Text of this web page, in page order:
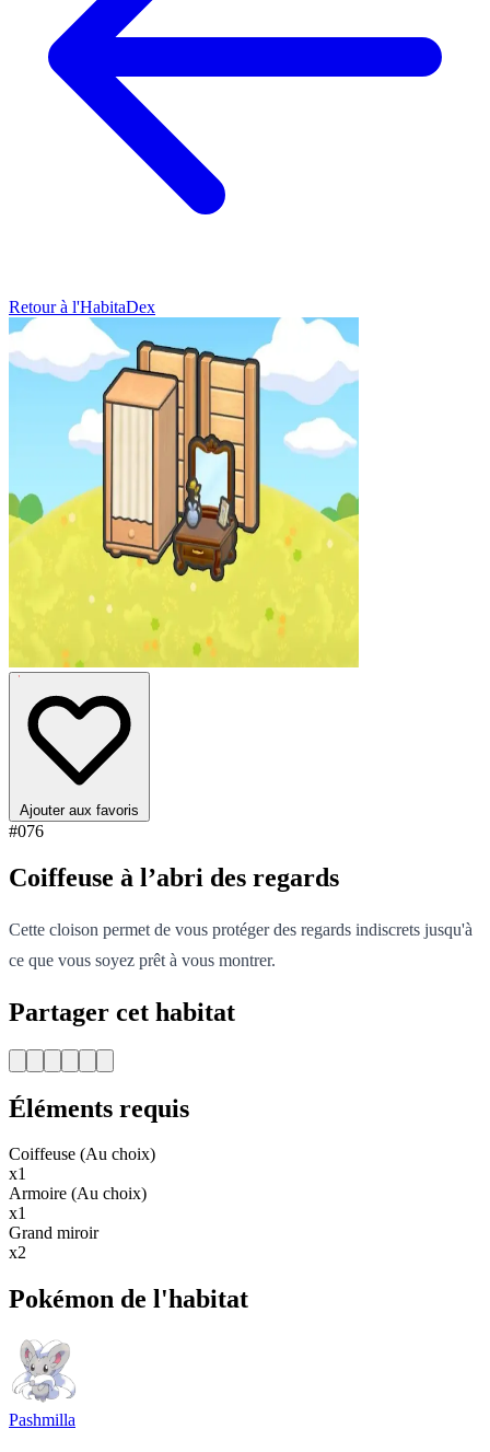
Retour à l'HabitaDex
Ajouter aux favoris
#076
Coiffeuse à l’abri des regards
Cette cloison permet de vous protéger des regards indiscrets jusqu'à
ce que vous soyez prêt à vous montrer.
Partager cet habitat
Éléments requis
Coiffeuse (Au choix)
x1
Armoire (Au choix)
x1
Grand miroir
x2
Pokémon de l'habitat
Pashmilla